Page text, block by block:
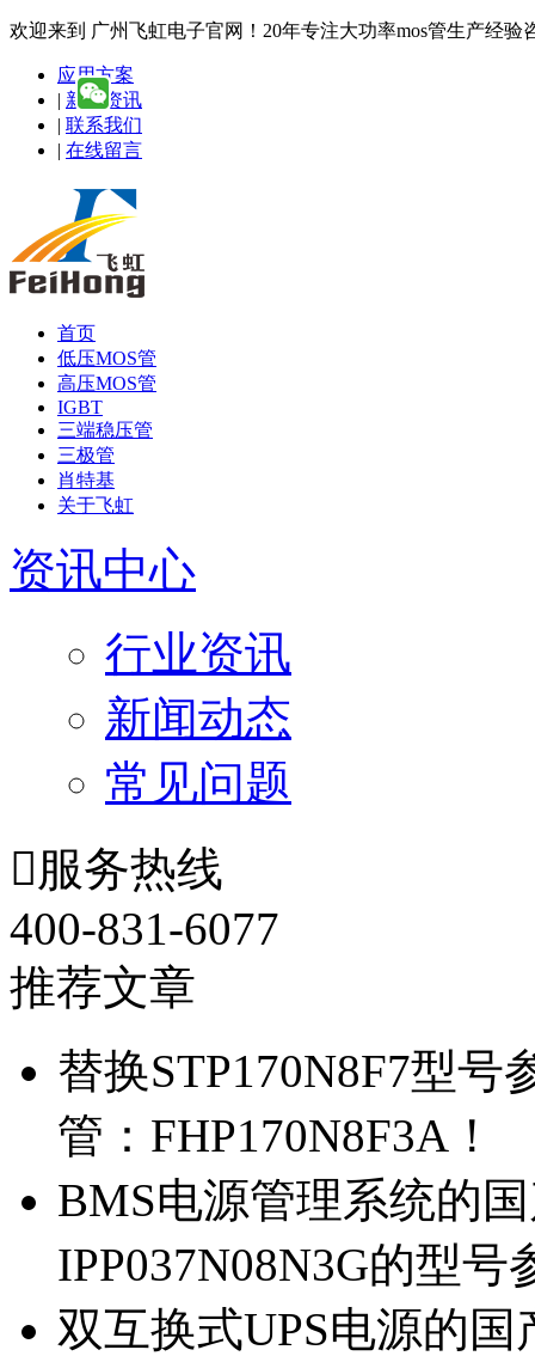
欢迎来到 广州飞虹电子官网！20年专注大功率mos管生产经验
应用方案
| 新闻资讯
| 联系我们
| 在线留言
首页
低压MOS管
高压MOS管
IGBT
三端稳压管
三极管
肖特基
关于飞虹
资讯中心
行业资讯
新闻动态
常见问题
服务热线
400-831-6077
推荐文章
替换STP170N8F7型
管：FHP170N8F3A！
BMS电源管理系统的
IPP037N08N3G的型号
双互换式UPS电源的